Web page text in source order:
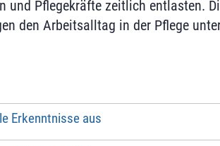
und Pflegekräfte zeitlich entlasten.
den Arbeitsalltag in der Pflege
Erkenntnisse aus